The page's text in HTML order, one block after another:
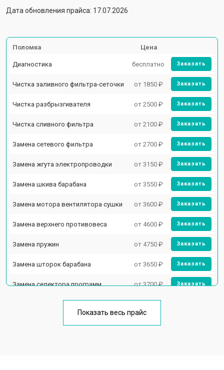
Дата обновления прайса: 17.07.2026
Поломка Цена
Диагностика бесплатно Заказать
Чистка заливного фильтра-сеточки от 1850 ₽ Заказать
Чистка разбрызгивателя от 2500 ₽ Заказать
Чистка сливного фильтра от 2100 ₽ Заказать
Замена сетевого фильтра от 2700 ₽ Заказать
Замена жгута электропроводки от 3150 ₽ Заказать
Замена шкива барабана от 3550 ₽ Заказать
Замена мотора вентилятора сушки от 3600 ₽ Заказать
Замена верхнего противовеса от 4600 ₽ Заказать
Замена пружин от 4750 ₽ Заказать
Замена шторок барабана от 3650 ₽ Заказать
Замена селектора программ от 3700 ₽ Заказать
Замена опоры бака от 2800 ₽
Показать весь прайс